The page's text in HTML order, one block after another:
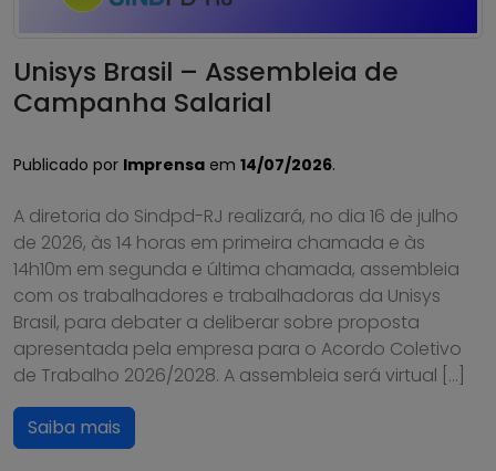
Unisys Brasil – Assembleia de
Campanha Salarial
Publicado por Imprensa em 14/07/2026.
A diretoria do Sindpd-RJ realizará, no dia 16 de julho
de 2026, às 14 horas em primeira chamada e às
14h10m em segunda e última chamada, assembleia
com os trabalhadores e trabalhadoras da Unisys
Brasil, para debater a deliberar sobre proposta
apresentada pela empresa para o Acordo Coletivo
de Trabalho 2026/2028. A assembleia será virtual […]
Saiba mais